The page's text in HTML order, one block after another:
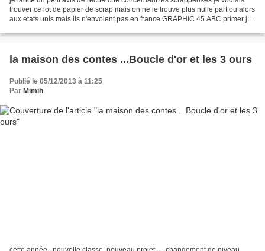
trouver ce lot de papier de scrap mais on ne le trouve plus nulle part ou alors
aux etats unis mais ils n'envoient pas en france GRAPHIC 45 ABC primer je
la maison des contes ...Boucle d'or et les 3 ours
Publié le 05/12/2013 à 11:25
Par Mimih